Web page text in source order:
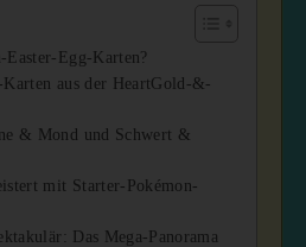
Easter-Egg-Karten?
Karten aus der HeartGold-&-
& Mond und Schwert &
mit Starter-Pokémon-
Das Mega-Panorama